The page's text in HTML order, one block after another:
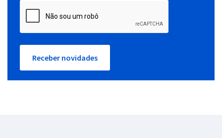
Receber novidades